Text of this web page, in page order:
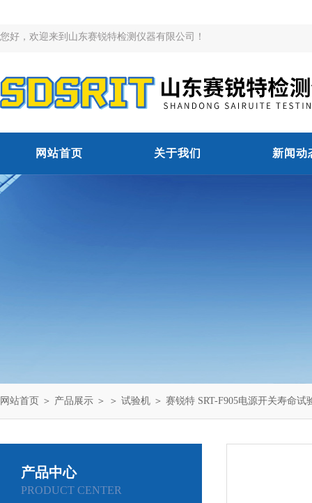
您好，欢迎来到山东赛锐特检测仪器有限公司！
网站首页 关于我们 新闻动
网站首页 ＞ 产品展示 ＞ ＞ 试验机 ＞ 赛锐特 SRT-F905电源开关寿命试
产品中心
PRODUCT CENTER